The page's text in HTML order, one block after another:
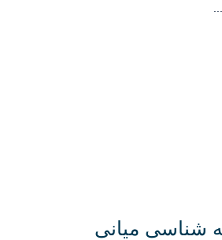
شناسی میانی